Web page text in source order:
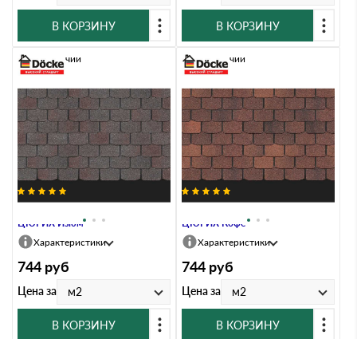
В КОРЗИНУ В КОРЗИНУ
ЦЮРИХ Изюм
В наличии
Характеристики
744 руб
Цена за м2
В КОРЗИНУ
ЦЮРИХ Кофе
В наличии
Характеристики
744 руб
Цена за м2
В КОРЗИНУ